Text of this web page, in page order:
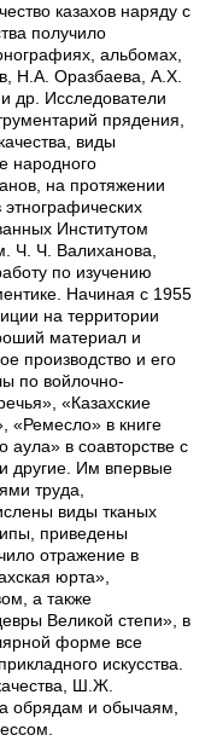
казахов наряду с
получило
альбомах,
Н.А. Оразбаева, А.Х.
др. Исследователи
прядения,
виды
народного
на протяжении
Институтом
Ч. Ч. Валиханова,
по изучению
Начиная с 1955
на территории
материал и
производство и его
по войлочно-
«Казахские
«Ремесло» в книге
аула» в соавторстве с
другие. Им впервые
труда,
виды тканых
приведены
отражение в
юрта»,
а также
Великой степи», в
форме все
искусства.
Ш.Ж.
обрядам и обычаям,